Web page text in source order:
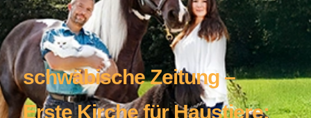
schwäbische Zeitung –
Erste Kirche für Haustiere: